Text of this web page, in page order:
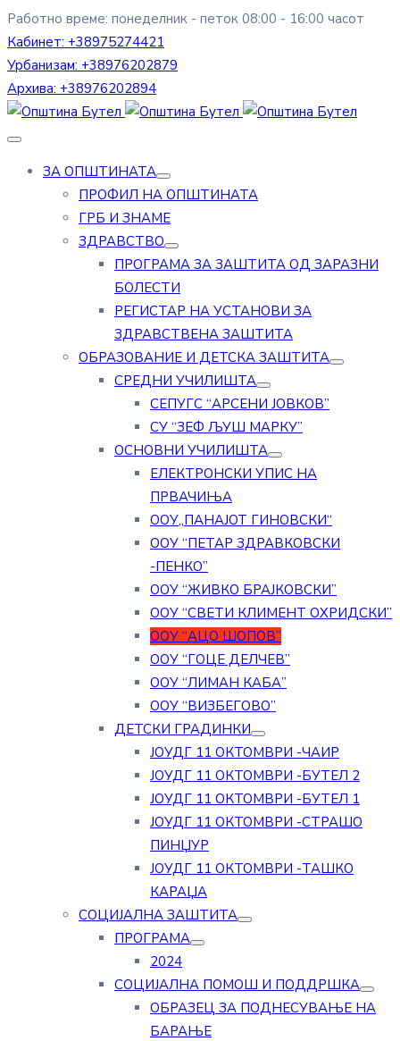
Работно време: понеделник - петок 08:00 - 16:00 часот
Кабинет: +38975274421
Урбанизам: +38976202879
Архива: +38976202894
ЗА ОПШТИНАТА
ПРОФИЛ НА ОПШТИНАТА
ГРБ И ЗНАМЕ
ЗДРАВСТВО
ПРОГРАМА ЗА ЗАШТИТА ОД ЗАРАЗНИ
БОЛЕСТИ
РЕГИСТАР НА УСТАНОВИ ЗА
ЗДРАВСТВЕНА ЗАШТИТА
ОБРАЗОВАНИЕ И ДЕТСКА ЗАШТИТА
СРЕДНИ УЧИЛИШТА
СЕПУГС “АРСЕНИ ЈОВКОВ”
СУ “ЗЕФ ЉУШ МАРКУ”
ОСНОВНИ УЧИЛИШТА
ЕЛЕКТРОНСКИ УПИС НА
ПРВАЧИЊА
ООУ„ПАНАЈОТ ГИНОВСКИ“
ООУ “ПЕТАР ЗДРАВКОВСКИ
-ПЕНКО”
ООУ “ЖИВКО БРАЈКОВСКИ”
ООУ “СВЕТИ КЛИМЕНТ ОХРИДСКИ”
ООУ “АЦО ШОПОВ”
ООУ “ГОЦЕ ДЕЛЧЕВ”
ООУ “ЛИМАН КАБА”
ООУ “ВИЗБЕГОВО”
ДЕТСКИ ГРАДИНКИ
ЈОУДГ 11 ОКТОМВРИ -ЧАИР
ЈОУДГ 11 ОКТОМВРИ -БУТЕЛ 2
ЈОУДГ 11 ОКТОМВРИ -БУТЕЛ 1
ЈОУДГ 11 ОКТОМВРИ -СТРАШО
ПИНЏУР
ЈОУДГ 11 ОКТОМВРИ -ТАШКО
КАРАЏА
СОЦИЈАЛНА ЗАШТИТА
ПРОГРАМА
2024
СОЦИЈАЛНА ПОМОШ И ПОДДРШКА
ОБРАЗЕЦ ЗА ПОДНЕСУВАЊЕ НА
БАРАЊЕ